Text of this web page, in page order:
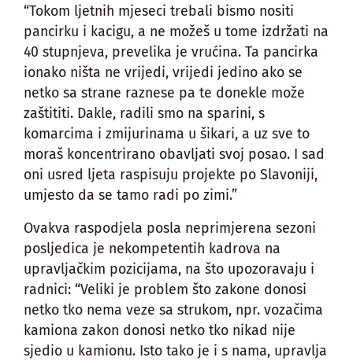
“Tokom ljetnih mjeseci trebali bismo nositi
pancirku i kacigu, a ne možeš u tome izdržati na
40 stupnjeva, prevelika je vrućina. Ta pancirka
ionako ništa ne vrijedi, vrijedi jedino ako se
netko sa strane raznese pa te donekle može
zaštititi. Dakle, radili smo na sparini, s
komarcima i zmijurinama u šikari, a uz sve to
moraš koncentrirano obavljati svoj posao. I sad
oni usred ljeta raspisuju projekte po Slavoniji,
umjesto da se tamo radi po zimi.”
Ovakva raspodjela posla neprimjerena sezoni
posljedica je nekompetentih kadrova na
upravljačkim pozicijama, na što upozoravaju i
radnici: “Veliki je problem što zakone donosi
netko tko nema veze sa strukom, npr. vozačima
kamiona zakon donosi netko tko nikad nije
sjedio u kamionu. Isto tako je i s nama, upravlja